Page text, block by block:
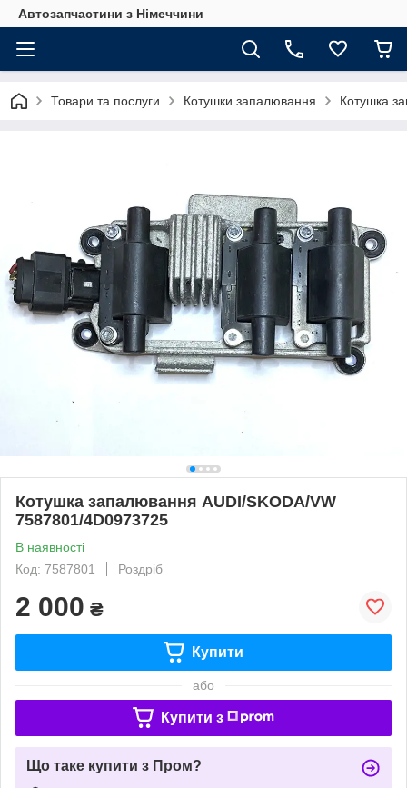
Автозапчастини з Німеччини
Товари та послуги Котушки запалювання Котушка
Котушка запалювання AUDI/SKODA/VW
7587801/4D0973725
В наявності
Код: 7587801
Роздріб
2 000 ₴
Купити
або
Купити з
Що таке купити з Пром?